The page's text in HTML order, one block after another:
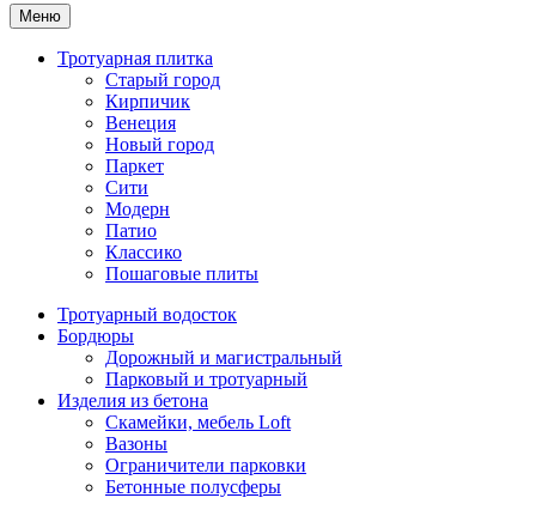
Меню
Тротуарная плитка
Старый город
Кирпичик
Венеция
Новый город
Паркет
Сити
Модерн
Патио
Классико
Пошаговые плиты
Тротуарный водосток
Бордюры
Дорожный и магистральный
Парковый и тротуарный
Изделия из бетона
Скамейки, мебель Loft
Вазоны
Ограничители парковки
Бетонные полусферы